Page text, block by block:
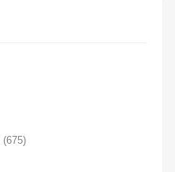
(675)